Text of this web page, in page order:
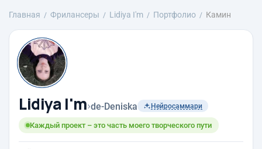
Главная Фрилансеры Lidiya I'm Портфолио Камин
Lidiya I'm›de-Deniska Нейросаммари
Каждый проект – это часть моего творческого пути